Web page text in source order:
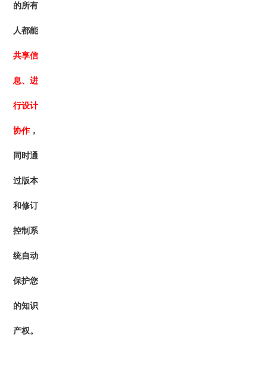
的所有
人都能
共享信
息、进
行设计
协作，
同时通
过版本
和修订
控制系
统自动
保护您
的知识
产权。